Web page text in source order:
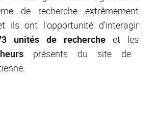
de recherche extrêmement
ils ont l'opportunité d'interagir
unités de recherche et les
présents du site de